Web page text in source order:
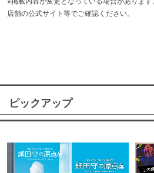
店舗の公式サイト等でご確認ください。
ピックアップ